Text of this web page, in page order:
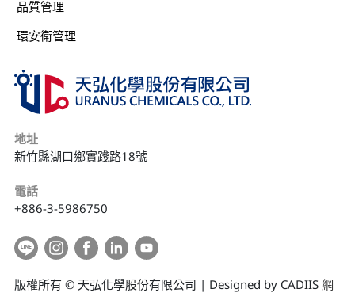
品質管理
環安衛管理
地址
新竹縣湖口鄉實踐路18號
電話
+886-3-5986750
版權所有 © 天弘化學股份有限公司 | Designed by CADIIS 網